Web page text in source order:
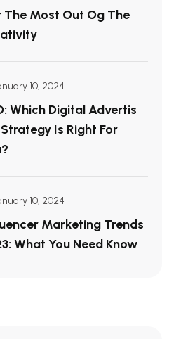
The Most Out Og The
10, 2024
Which Digital Advertis
Is Right For
10, 2024
Marketing Trends
What You Need Know